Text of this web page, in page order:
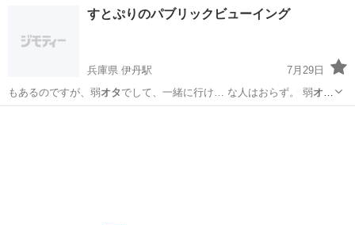
カラオケ アニソン
すとぷりのパブリックビューイング
兵庫県 伊丹駅
7月29日
もあるのですが、弱オタ でして、一緒に行け… な人はおらず。 弱オタ
でもいいよって方は…